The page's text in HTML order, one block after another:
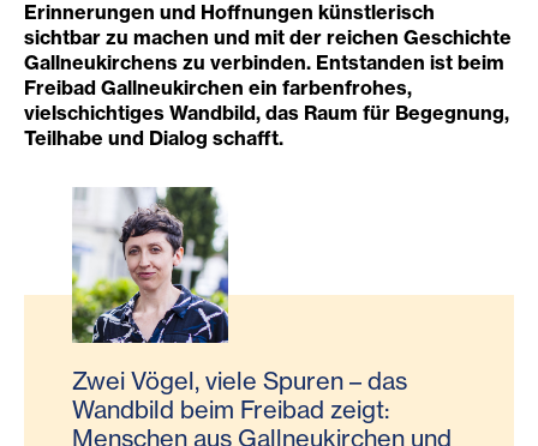
Erinnerungen und Hoffnungen künstlerisch
sichtbar zu machen und mit der reichen Geschichte
Gallneukirchens zu verbinden. Entstanden ist beim
Freibad Gallneukirchen ein farbenfrohes,
vielschichtiges Wandbild, das Raum für Begegnung,
Teilhabe und Dialog schafft.
Zwei Vögel, viele Spuren – das
Wandbild beim Freibad zeigt:
Menschen aus Gallneukirchen und